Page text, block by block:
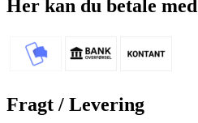
Her kan du betale med
Fragt / Levering